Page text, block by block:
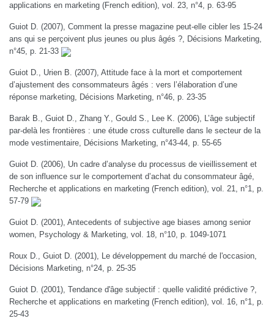
applications en marketing (French edition), vol. 23, n°4, p. 63-95
Guiot D. (2007), Comment la presse magazine peut-elle cibler les 15-24
ans qui se perçoivent plus jeunes ou plus âgés ?, Décisions Marketing,
n°45, p. 21-33
Guiot D., Urien B. (2007), Attitude face à la mort et comportement
d’ajustement des consommateurs âgés : vers l’élaboration d’une
réponse marketing, Décisions Marketing, n°46, p. 23-35
Barak B., Guiot D., Zhang Y., Gould S., Lee K. (2006), L’âge subjectif
par-delà les frontières : une étude cross culturelle dans le secteur de la
mode vestimentaire, Décisions Marketing, n°43-44, p. 55-65
Guiot D. (2006), Un cadre d’analyse du processus de vieillissement et
de son influence sur le comportement d’achat du consommateur âgé,
Recherche et applications en marketing (French edition), vol. 21, n°1, p.
57-79
Guiot D. (2001), Antecedents of subjective age biases among senior
women, Psychology & Marketing, vol. 18, n°10, p. 1049-1071
Roux D., Guiot D. (2001), Le développement du marché de l'occasion,
Décisions Marketing, n°24, p. 25-35
Guiot D. (2001), Tendance d'âge subjectif : quelle validité prédictive ?,
Recherche et applications en marketing (French edition), vol. 16, n°1, p.
25-43